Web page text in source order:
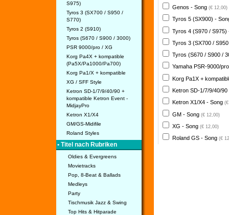
S975)
Tyros 3 (SX700 / S950 /
S770)
Tyros 2 (S910)
Tyros (S670 / S900 / 3000)
PSR 9000/pro / XG
Korg Pa4X + kompatible
(Pa5X/Pa1000/Pa700)
Korg Pa1/X + kompatible
XG / SFF Style
Ketron SD-1/7/9/40/90 +
kompatible Ketron Event -
MidjayPro
Ketron X1/X4
GM/GS-Midifile
Roland Styles
• Titel nach Rubriken
Oldies & Evergreens
Movietracks
Pop, 8-Beat & Ballads
Medleys
Party
Tischmusik Jazz & Swing
Top Hits & Hitparade
Genos - Song (€ 12,00)
Tyros 5 (SX900) -
Tyros 4 (S970 /
Tyros 3 (SX700 /
Tyros (S670 / S900 /
Yamaha PSR-9000/
Korg Pa1X +
Ketron SD-1/7/9/40/
Ketron X1/X4 - Song
GM - Song (€ 12,00)
XG - Song (€ 12,00)
Roland GS - Song (€